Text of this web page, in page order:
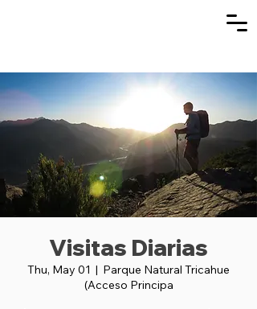
Visitas Diarias
Thu, May 01
  |
Parque Natural Tricahue
(Acceso Principa